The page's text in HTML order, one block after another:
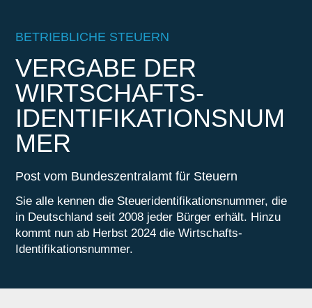
BETRIEBLICHE STEUERN
VERGABE DER
WIRTSCHAFTS-
IDENTIFIKATIONSNUM
MER
Post vom Bundeszentralamt für Steuern
Sie alle kennen die Steueridentifikationsnummer, die
in Deutschland seit 2008 jeder Bürger erhält. Hinzu
kommt nun ab Herbst 2024 die Wirtschafts-
Identifikationsnummer.